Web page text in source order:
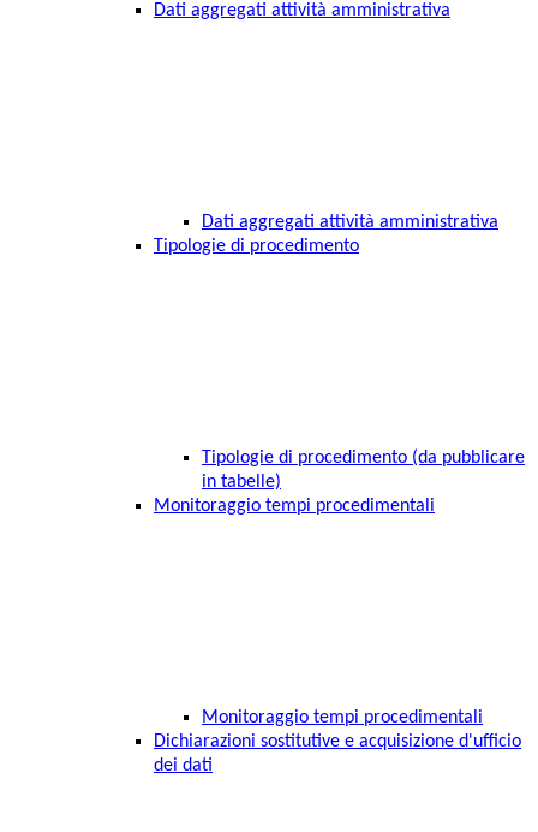
Dati aggregati attività amministrativa
Dati aggregati attività amministrativa
Tipologie di procedimento
Tipologie di procedimento (da pubblicare
in tabelle)
Monitoraggio tempi procedimentali
Monitoraggio tempi procedimentali
Dichiarazioni sostitutive e acquisizione d'ufficio
dei dati